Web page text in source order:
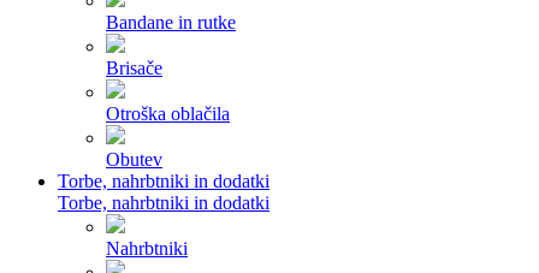
Bandane in rutke
Brisače
Otroška oblačila
Obutev
Torbe, nahrbtniki in dodatki
Torbe, nahrbtniki in dodatki
Nahrbtniki